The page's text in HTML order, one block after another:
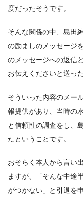
度だったそうです。
そんな関係の中、島田
の励ましのメッセージ
のメッセージへの返信
お伝えくださいと送っ
そういった内容のメー
報提供があり、当時の
と信頼性の調査をし、
たということです。
おそらく本人から言い
ますが、「そんな中途
がつかない」と引退を